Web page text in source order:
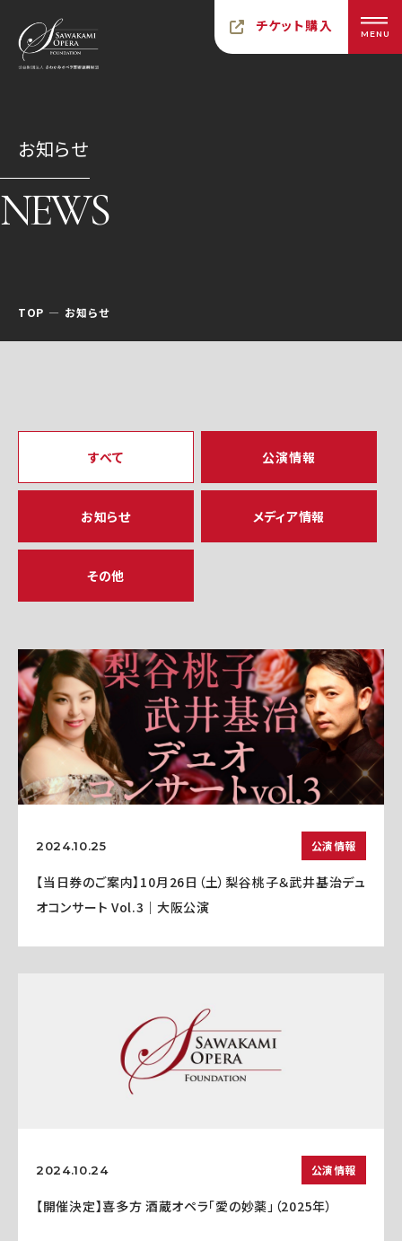
チケット購入 MENU
お知らせ
NEWS
TOP お知らせ
すべて 公演情報
お知らせ メディア情報
その他
2024.10.25 公演情報
【当日券のご案内】10月26日（土）梨谷桃子＆武井基治デュ
オコンサート Vol.3｜大阪公演
2024.10.24 公演情報
【開催決定】喜多方 酒蔵オペラ「愛の妙薬」（2025年）